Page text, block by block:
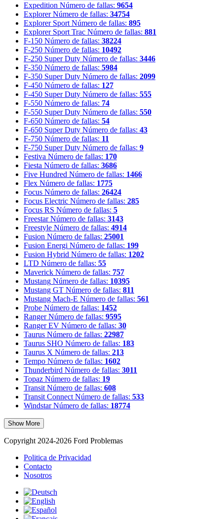
Expedition Número de fallas: 9654
Explorer Número de fallas: 34754
Explorer Sport Número de fallas: 895
Explorer Sport Trac Número de fallas: 881
F-150 Número de fallas: 38224
F-250 Número de fallas: 10492
F-250 Super Duty Número de fallas: 3446
F-350 Número de fallas: 5984
F-350 Super Duty Número de fallas: 2099
F-450 Número de fallas: 127
F-450 Super Duty Número de fallas: 555
F-550 Número de fallas: 74
F-550 Super Duty Número de fallas: 550
F-650 Número de fallas: 54
F-650 Super Duty Número de fallas: 43
F-750 Número de fallas: 11
F-750 Super Duty Número de fallas: 9
Festiva Número de fallas: 170
Fiesta Número de fallas: 3686
Five Hundred Número de fallas: 1466
Flex Número de fallas: 1775
Focus Número de fallas: 26424
Focus Electric Número de fallas: 285
Focus RS Número de fallas: 5
Freestar Número de fallas: 3143
Freestyle Número de fallas: 4914
Fusion Número de fallas: 25001
Fusion Energi Número de fallas: 199
Fusion Hybrid Número de fallas: 1202
LTD Número de fallas: 55
Maverick Número de fallas: 757
Mustang Número de fallas: 10395
Mustang GT Número de fallas: 811
Mustang Mach-E Número de fallas: 561
Probe Número de fallas: 1452
Ranger Número de fallas: 9595
Ranger EV Número de fallas: 30
Taurus Número de fallas: 22987
Taurus SHO Número de fallas: 183
Taurus X Número de fallas: 213
Tempo Número de fallas: 1602
Thunderbird Número de fallas: 3011
Topaz Número de fallas: 19
Transit Número de fallas: 608
Transit Connect Número de fallas: 533
Windstar Número de fallas: 18774
Show More
Copyright 2024-2026 Ford Problemas
Politica de Privacidad
Contacto
Nosotros